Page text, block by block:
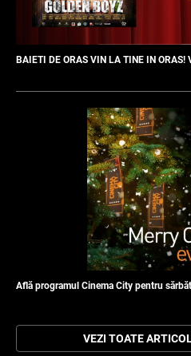
BAIETI DE ORAS VIN LA TINE IN
Află programul Cinema City pentru
VEZI TOATE